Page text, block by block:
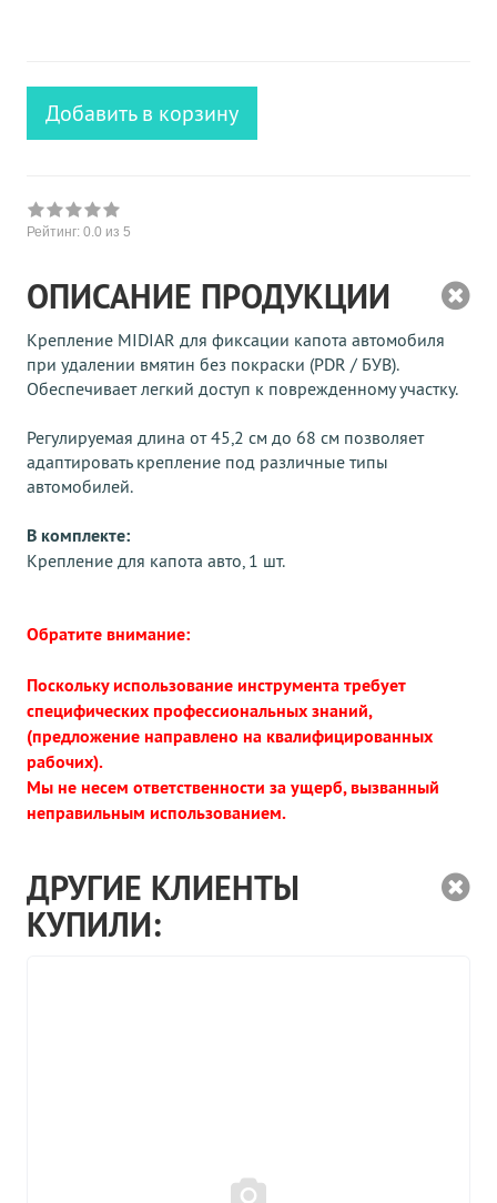
Добавить в корзину
Рейтинг: 0.0 из 5
ОПИСАНИЕ ПРОДУКЦИИ
Крепление MIDIAR для фиксации капота автомобиля
при удалении вмятин без покраски (PDR / БУВ).
Обеспечивает легкий доступ к поврежденному участку.
Регулируемая длина от 45,2 см до 68 см позволяет
адаптировать крепление под различные типы
автомобилей.
В комплекте:
Крепление для капота авто, 1 шт.
Обратите внимание:
Поскольку использование инструмента требует
специфических профессиональных знаний,
(предложение направлено на квалифицированных
рабочих).
Мы не несем ответственности за ущерб, вызванный
неправильным использованием.
ДРУГИЕ КЛИЕНТЫ
КУПИЛИ: